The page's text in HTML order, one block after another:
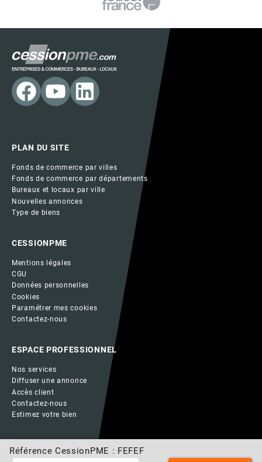
Référence CessionPME : FEFEF
PLAN DU SITE
Fonds de commerce par villes
Fonds de commerce par départements
Bureaux et locaux par ville
Nouvelles annonces
Type de biens
CESSIONPME
Mentions légales
CGU
Données personnelles
Cookies
Paramétrer mes cookies
Contactez-nous
ESPACE PROFESSIONNEL
Nos services
Diffuser une annonce
Accès client
Contactez-nous
Estimez votre bien